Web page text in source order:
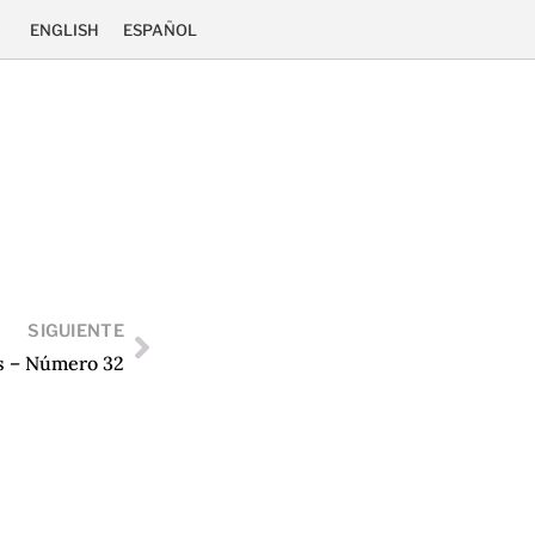
ENGLISH ESPAÑOL
SIGUIENTE
– Número 32